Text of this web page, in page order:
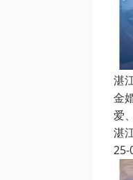
湛
金
爱
湛
25-